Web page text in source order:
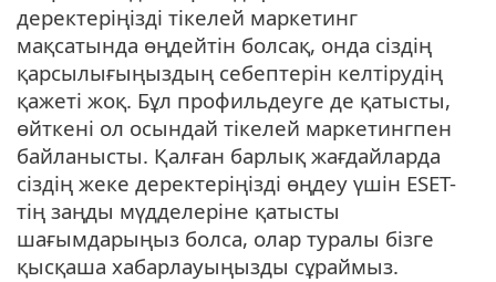
деректеріңізді тікелей маркетинг
мақсатында өңдейтін болсақ, онда сіздің
қарсылығыңыздың себептерін келтірудің
қажеті жоқ. Бұл профильдеуге де қатысты,
өйткені ол осындай тікелей маркетингпен
байланысты. Қалған барлық жағдайларда
сіздің жеке деректеріңізді өңдеу үшін ESET-
тің заңды мүдделеріне қатысты
шағымдарыңыз болса, олар туралы бізге
қысқаша хабарлауыңызды сұраймыз.